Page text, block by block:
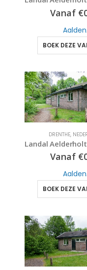
Vanaf €
Aalden
BOEK DEZE
DRENTHE,
Vanaf €
Aalden
BOEK DEZE